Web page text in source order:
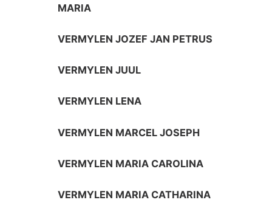
MARIA
VERMYLEN JOZEF JAN PETRUS
VERMYLEN JUUL
VERMYLEN LENA
VERMYLEN MARCEL JOSEPH
VERMYLEN MARIA CAROLINA
VERMYLEN MARIA CATHARINA